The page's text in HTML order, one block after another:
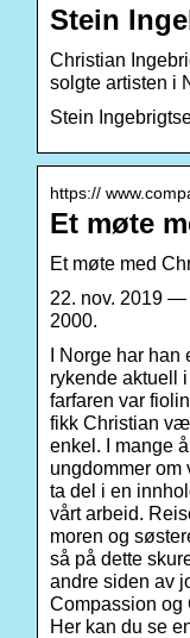
Stein
Christian
solgte artisten i
Stein
https://
Et møte
Et møte med
22. nov. 2019 —
2000.
I Norge har
rykende aktuell
farfaren var
fikk Christian
enkel. I mange
ungdommer om
ta del i en
vårt arbeid.
moren og
så på dette
andre siden av
Compassion og
Her kan du se